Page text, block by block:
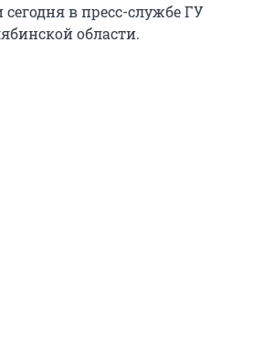
в пресс-службе ГУ
области.